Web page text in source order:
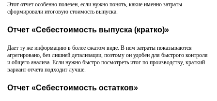
Этот отчет особенно полезен, если нужно понять, какие именно затраты
сформировали итоговую стоимость выпуска.
Отчет «Себестоимость выпуска (кратко)»
Дает ту же информацию в более сжатом виде. В нем затраты показываются
агрегировано, без лишней детализации, поэтому он удобен для быстрого контроля
и общего анализа. Если нужно быстро посмотреть итог по производству, краткий
вариант отчета подходит лучше.
Отчет «Себестоимость остатков»